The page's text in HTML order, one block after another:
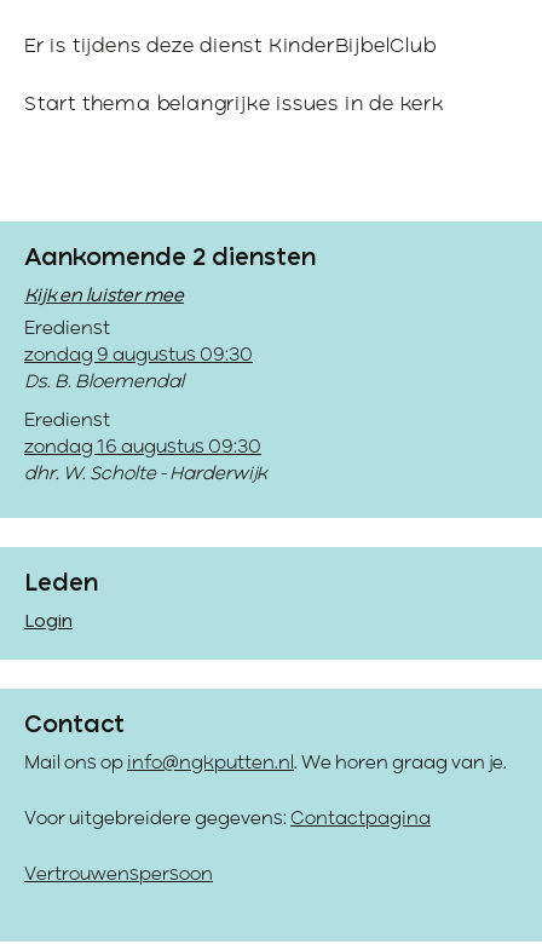
Er is tijdens deze dienst KinderBijbelClub
Start thema belangrijke issues in de kerk
Aankomende 2 diensten
Kijk en luister mee
Eredienst
zondag 9 augustus 09:30
Ds. B. Bloemendal
Eredienst
zondag 16 augustus 09:30
dhr. W. Scholte - Harderwijk
Leden
Login
Contact
Mail ons op info@ngkputten.nl . We horen graag van je.
Voor uitgebreidere gegevens: Contactpagina
Vertrouwenspersoon